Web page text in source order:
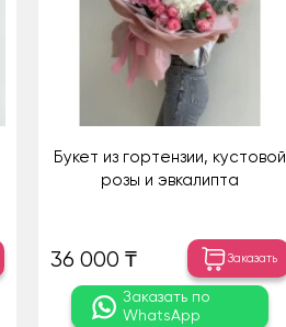
Букет из гортензии, кустовой
розы и эвкалипта
36 000 ₸ Заказать
Заказать по
WhatsApp